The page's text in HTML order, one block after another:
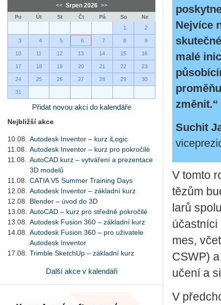
<< Srpen 2026 >>
Po Út St Čt Pá So
Ne
1
2
3 4 5 6 7 8 9
10 11 12 13 14 15 16
17 18 19 20 21 22 23
24 25 26 27 28 29 30
31
Přidat novou akci do kalendáře
Nejbližší akce
10.08.
Autodesk Inventor – kurz iLogic
11.08.
Autodesk Inventor – kurz pro pokročilé
11.08.
AutoCAD kurz – vytváření a prezentace
3D modelů
11.08.
CATIA V5 Summer Training Days
12.08.
Autodesk Inventor – základní kurz
12.08.
Blender – úvod do 3D
13.08.
AutoCAD – kurz pro středně pokročilé
13.08.
Autodesk Fusion 360 – základní kurz
14.08.
Autodesk Fusion 360 – pro uživatele
Autodesk Inventor
17.08.
Trimble SketchUp – základní kurz
Další akce v kalendáři
Nejvíce
malé
změnit.“
Suchit
V tomto
tě­zům
la­rů
mes,
CSWP)
učení a
V